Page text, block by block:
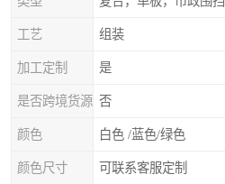
工艺 组装
加工定制 是
是否跨境货源 否
颜色 白色 /蓝色/绿色
颜色尺寸 可联系客服定制